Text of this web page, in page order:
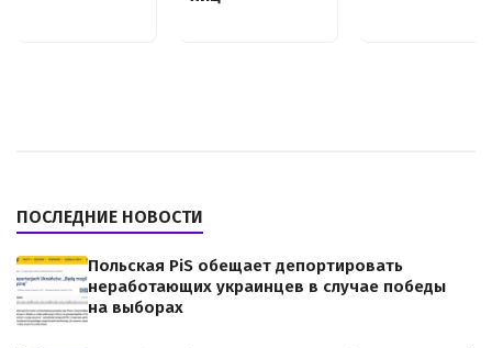
ПОСЛЕДНИЕ НОВОСТИ
Польская PiS обещает депортировать
неработающих украинцев в случае победы
на выборах